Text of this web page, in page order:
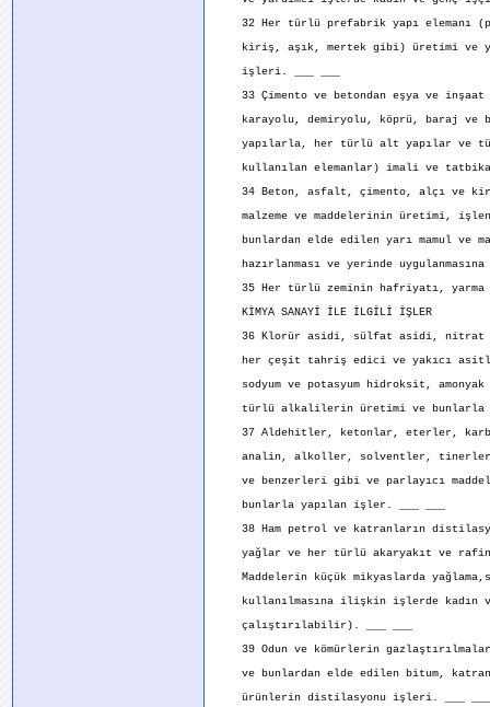
32 Her türlü prefabrik yapı elemanı
kiriş, aşık, mertek gibi) üretimi ve
işleri. ___ ___
33 Çimento ve betondan eşya ve inşaat
karayolu, demiryolu, köprü, baraj ve
yapılarla, her türlü alt yapılar ve
kullanılan elemanlar) imali ve
34 Beton, asfalt, çimento, alçı ve
malzeme ve maddelerinin üretimi,
bunlardan elde edilen yarı mamul ve
hazırlanması ve yerinde
35 Her türlü zeminin hafriyatı, yarma
KİMYA SANAYİ İLE İLGİLİ İŞLER
36 Klorür asidi, sülfat asidi, nitrat
her çeşit tahriş edici ve yakıcı
sodyum ve potasyum hidroksit,
türlü alkalilerin üretimi ve bunlarla
37 Aldehitler, ketonlar, eterler,
analin, alkoller, solventler,
ve benzerleri gibi ve parlayıcı
bunlarla yapılan işler. ___ ___
38 Ham petrol ve katranların
yağlar ve her türlü akaryakıt ve
Maddelerin küçük mikyaslarda
kullanılmasına ilişkin işlerde kadın
çalıştırılabilir). ___ ___
39 Odun ve kömürlerin
ve bunlardan elde edilen bitum,
ürünlerin distilasyonu işleri. ___ ___